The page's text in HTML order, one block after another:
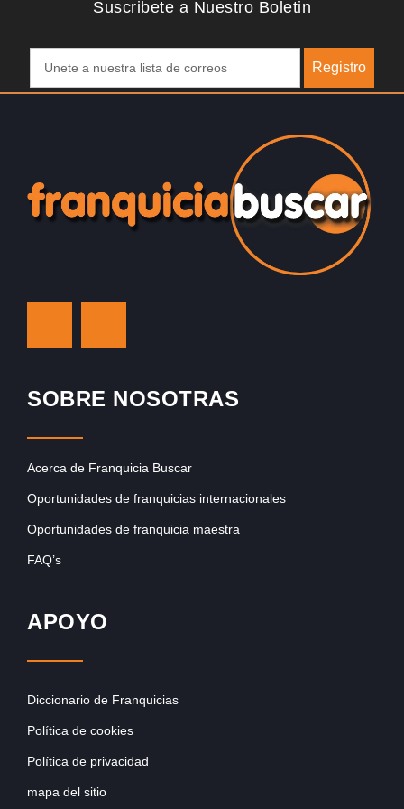
Suscribete a Nuestro Boletin
Registro
SOBRE NOSOTRAS
Acerca de Franquicia Buscar
Oportunidades de franquicias internacionales
Oportunidades de franquicia maestra
FAQ’s
APOYO
Diccionario de Franquicias
Política de cookies
Política de privacidad
mapa del sitio